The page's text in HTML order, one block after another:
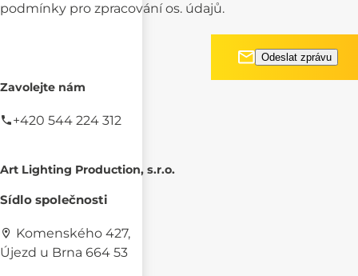
podmínky pro zpracování os. údajů.
Zavolejte nám
+420 544 224 312
Art Lighting Production, s.r.o.
Sídlo společnosti
Komenského 427,
Újezd u Brna 664 53